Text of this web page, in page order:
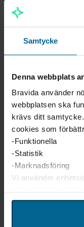
Samtycke
Denna webbplats
Bravida använder
webbplatsen ska
krävs ditt
cookies som
-Funktionella
-Statistik
-Marknadsföring
Vi använder
för sociala medier
vidarebefordrar
Med lokal
säkerställer vi en
dina anläggningar.
Kontakta
Automation VA
Åvägen 36
08-711 66 10